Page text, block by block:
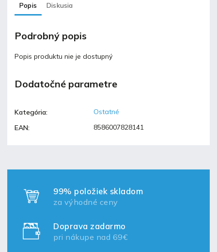
Popis Diskusia
Podrobný popis
Popis produktu nie je dostupný
Dodatočné parametre
Kategória:
Ostatné
EAN: 8586007828141
99% položiek skladom
za výhodné ceny
Doprava zadarmo
pri nákupe nad 69€